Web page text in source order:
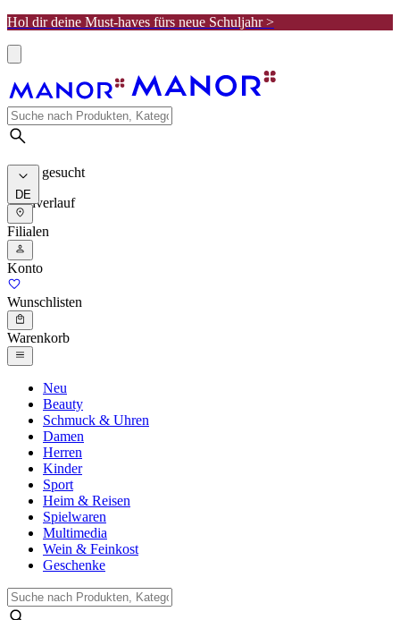
Hol dir deine Must-haves fürs neue Schuljahr >
Meist gesucht
Suchverlauf
DE
Filialen
Konto
Wunschlisten
Warenkorb
Neu
Beauty
Schmuck & Uhren
Damen
Herren
Kinder
Sport
Heim & Reisen
Spielwaren
Multimedia
Wein & Feinkost
Geschenke